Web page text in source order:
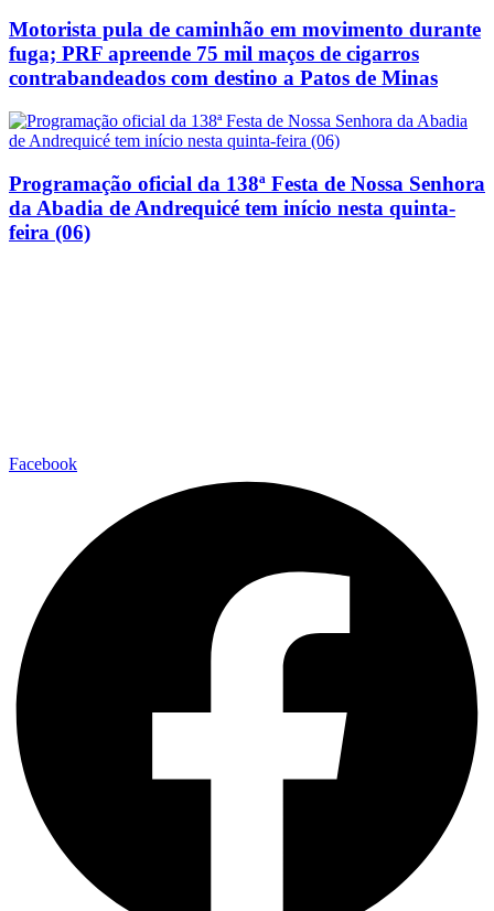
Motorista pula de caminhão em movimento durante
fuga; PRF apreende 75 mil maços de cigarros
contrabandeados com destino a Patos de Minas
Programação oficial da 138ª Festa de Nossa Senhora
da Abadia de Andrequicé tem início nesta quinta-
feira (06)
Facebook